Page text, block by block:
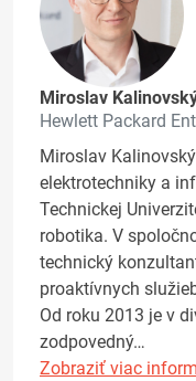
Miroslav
Hewlett Packard
Miroslav
elektrotechniky a
Technickej
robotika. V
technický
proaktívnych
Od roku 2013 je v
zodpovedný…
Zobraziť viac